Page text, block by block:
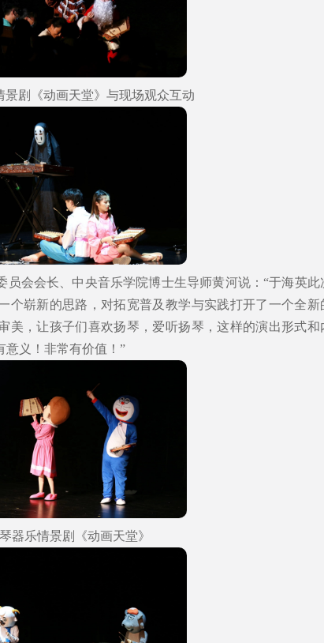
景剧《动画天堂》与现场观众互动
员会会长、中央音乐学院博士生导师黄河说：“于海英此
个崭新的思路，对拓宽普及教学与实践打开了一个全新
美，让孩子们喜欢扬琴，爱听扬琴，这样的演出形式和
意义！非常有价值！”
器乐情景剧《动画天堂》